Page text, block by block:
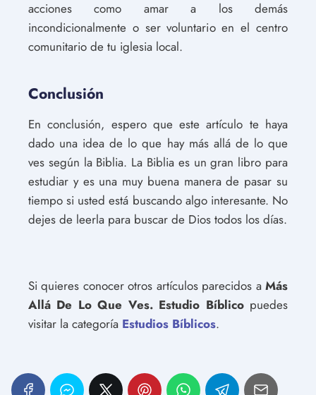
acciones como amar a los demás
incondicionalmente o ser voluntario en el centro
comunitario de tu iglesia local.
Conclusión
En conclusión, espero que este artículo te haya
dado una idea de lo que hay más allá de lo que
ves según la Biblia. La Biblia es un gran libro para
estudiar y es una muy buena manera de pasar su
tiempo si usted está buscando algo interesante. No
dejes de leerla para buscar de Dios todos los días.
Si quieres conocer otros artículos parecidos a Más
Allá De Lo Que Ves. Estudio Bíblicopuedes
visitar la categoría Estudios Bíblicos.